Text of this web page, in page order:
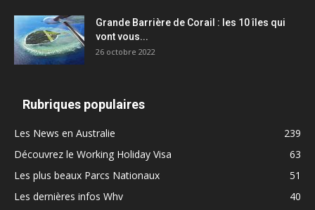
Grande Barrière de Corail : les 10 îles qui
vont vous...
26 octobre 2022
Rubriques populaires
Les News en Australie
239
Découvrez le Working Holiday Visa
63
Les plus beaux Parcs Nationaux
51
Les dernières infos Whv
40